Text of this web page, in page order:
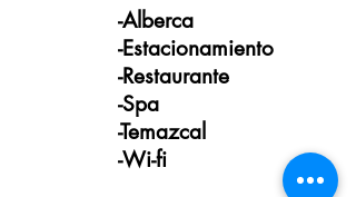
-Alberca
-Estacionamiento
-Restaurante
-Spa
-Temazcal
-Wi-fi